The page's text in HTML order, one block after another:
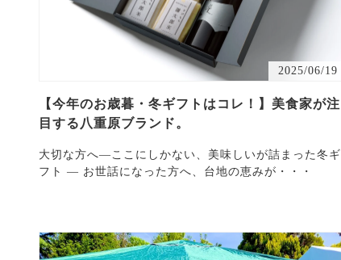
2025/06/19
【今年のお歳暮・冬ギフトはコレ！】美食家が注
目する八重原ブランド。
大切な方へ―ここにしかない、美味しいが詰まった冬ギ
フト ― お世話になった方へ、台地の恵みが・・・